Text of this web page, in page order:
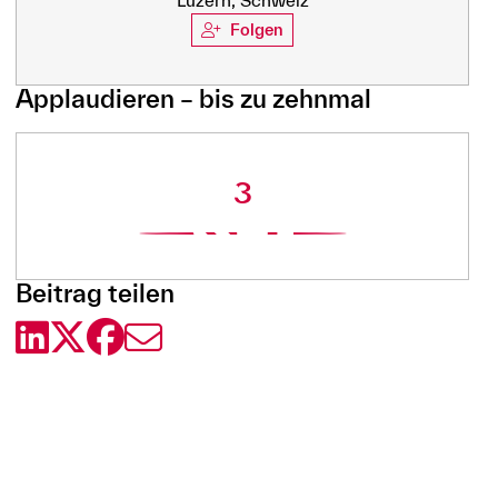
Folgen
Applaudieren – bis zu zehnmal
3
Beitrag teilen